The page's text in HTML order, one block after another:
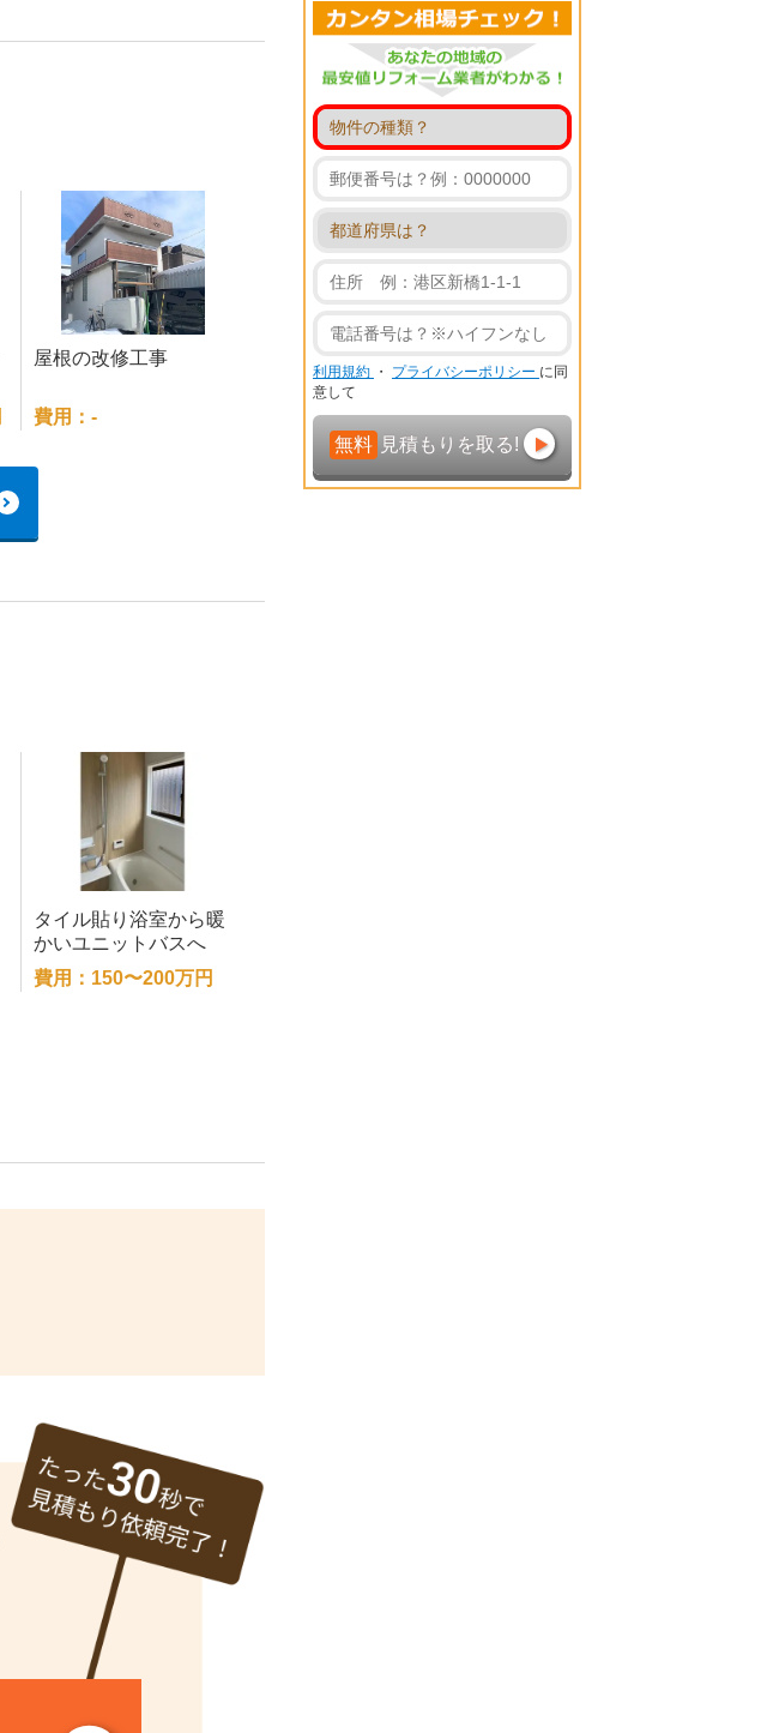
屋根の改修工事
費用：-
タイル貼り浴室から暖
かいユニットバスへ
費用：150〜200万円
利用規約 ・ プライバシーポリシー に同
意して
無料 見積もりを取る!